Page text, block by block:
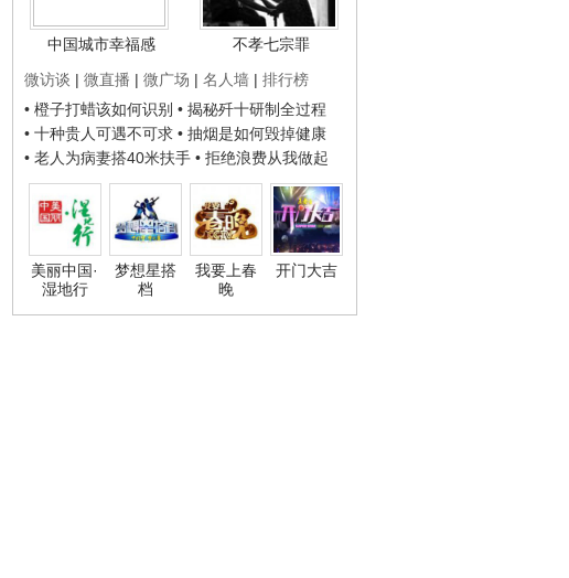
中国城市幸福感
不孝七宗罪
微访谈 | 微直播 | 微广场 | 名人墙 | 排行榜
• 橙子打蜡该如何识别 • 揭秘歼十研制全过程
• 十种贵人可遇不可求 • 抽烟是如何毁掉健康
• 老人为病妻搭40米扶手 • 拒绝浪费从我做起
美丽中国·
湿地行
梦想星搭
档
我要上春
晚
开门大吉